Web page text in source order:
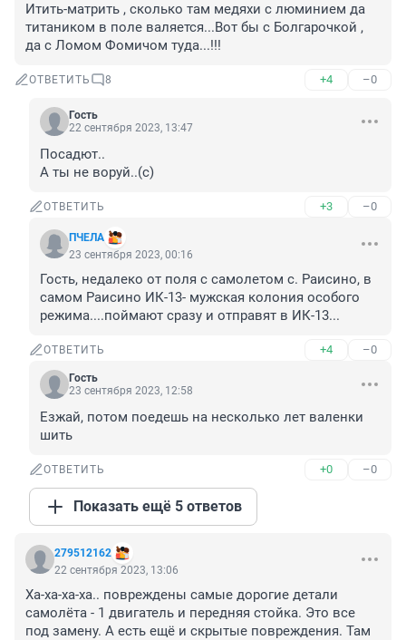
Итить-матрить , сколько там медяхи с люминием да
титаником в поле валяется...Вот бы с Болгарочкой ,
да с Ломом Фомичом туда...!!!
ОТВЕТИТЬ 8 +4 –0
Гость
22 сентября 2023, 13:47
Посадют..
А ты не воруй..(с)
ОТВЕТИТЬ +3 –0
ПЧЕЛА
23 сентября 2023, 00:16
Гость, недалеко от поля с самолетом с. Раисино, в
самом Раисино ИК-13- мужская колония особого
режима....поймают сразу и отправят в ИК-13...
ОТВЕТИТЬ +4 –0
Гость
23 сентября 2023, 12:58
Езжай, потом поедешь на несколько лет валенки
шить
ОТВЕТИТЬ +0 –0
Показать ещё 5 ответов
279512162
22 сентября 2023, 13:06
Ха-ха-ха-ха.. повреждены самые дорогие детали
самолёта - 1 двигатель и передняя стойка. Это все
под замену. А есть ещё и скрытые повреждения. Там